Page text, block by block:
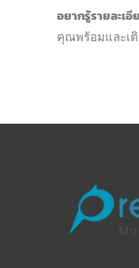
อยากรู้รายละเ
คุณพร้อมและเ